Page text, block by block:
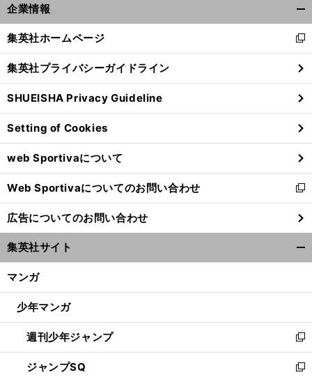
企業情報
閉
る
集英社ホームページ
新
し
い
ウ
ィ
ン
ド
ウ
で
開
く
集英社プライバシーガイドライン
SHUEISHA Privacy Guideline
Setting of Cookies
web Sportivaについて
Web Sportivaについてのお問い合わせ
新
し
い
ウ
ィ
ン
ウ
開
く
広告についてのお問い合わせ
集英社サイト
マンガ
少年マンガ
週刊少年ジャンプ
新
し
い
ジャンプSQ
新